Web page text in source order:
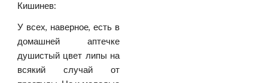
Кишинев:
У всех, наверное, есть в
домашней аптечке
душистый цвет липы на
всякий случай от